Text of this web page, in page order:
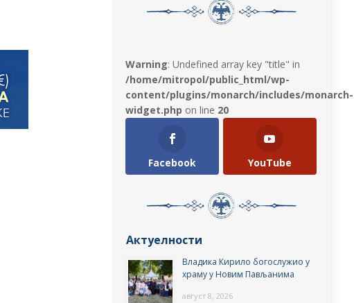
Warning: Undefined array key "title" in
/home/mitropol/public_html/wp-
content/plugins/monarch/includes/monarch-
widget.php on line 20
Facebook YouTube
Актуелности
Владика Кирило богослужио у
храму у Новим Пављанима
август 8, 2026